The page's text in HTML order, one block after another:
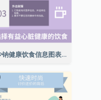
少钠健康饮食信息图表